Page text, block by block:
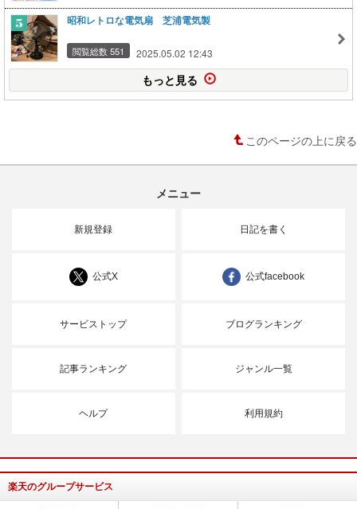
昭和レトロな電気扇 芝浦電気製
閲覧総数 551 2025.05.02 12:43
もっと見る
このページの上に戻る
メニュー
新規登録 日記を書く
公式X 公式facebook
サービストップ ブログランキング
記事ランキング ジャンル一覧
ヘルプ 利用規約
楽天のグループサービス